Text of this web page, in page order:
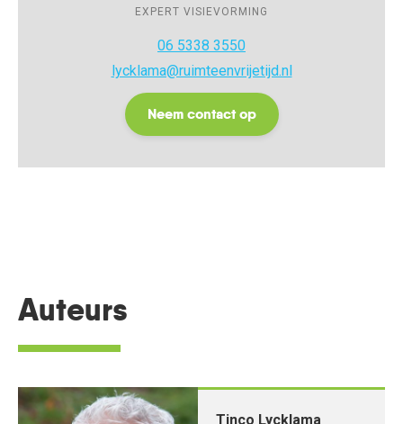
EXPERT VISIEVORMING
06 5338 3550
lycklama@ruimteenvrijetijd.nl
Neem contact op
Auteurs
Tinco Lycklama